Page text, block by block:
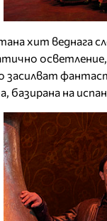
хит веднага
засилват
базирана на